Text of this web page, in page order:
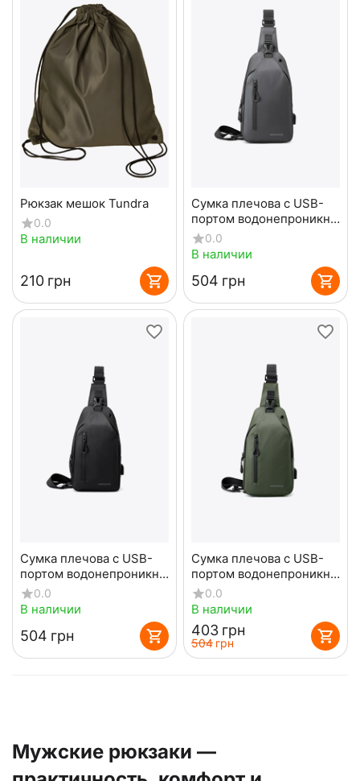
Рюкзак мешок Tundra
0.0
В наличии
‍210‍ грн
Сумка плечова с USB-
портом водонепроникна
grey
0.0
В наличии
‍504‍ грн
Сумка плечова с USB-
портом водонепроникна
Black
0.0
В наличии
‍504‍ грн
Сумка плечова с USB-
портом водонепроникна
green
0.0
В наличии
‍403‍ грн
‍504‍ грн
Мужские рюкзаки —